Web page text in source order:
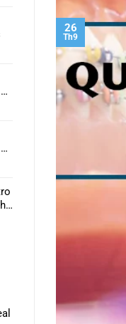
26
Th9